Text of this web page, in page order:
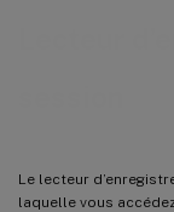
Le lecteur
laquelle vous